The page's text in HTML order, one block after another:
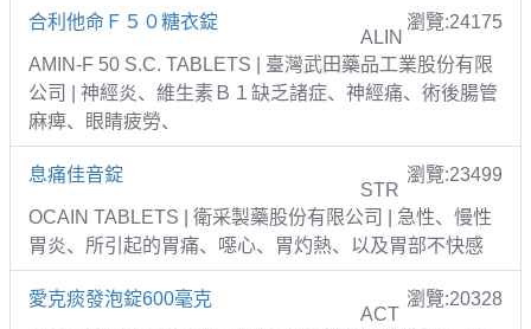
合利他命Ｆ５０糖衣錠 瀏覽:24175
ALIN
AMIN-F 50 S.C. TABLETS | 臺灣武田藥品工業股份有限
公司 | 神經炎、維生素Ｂ１缺乏諸症、神經痛、術後腸管
麻痺、眼睛疲勞、
息痛佳音錠 瀏覽:23499
STR
OCAIN TABLETS | 衛采製藥股份有限公司 | 急性、慢性
胃炎、所引起的胃痛、噁心、胃灼熱、以及胃部不快感
愛克痰發泡錠600毫克 瀏覽:20328
ACT